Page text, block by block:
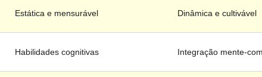
Estática e mensurável Dinâmica e cultivável
Habilidades cognitivas Integração mente-